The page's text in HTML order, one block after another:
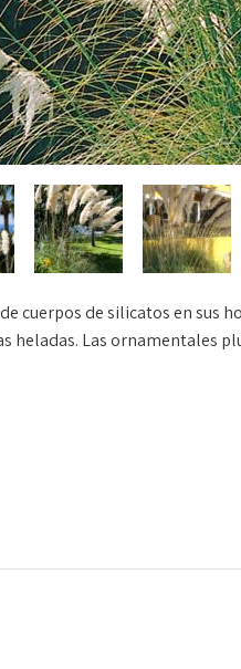
cuerpos de silicatos en sus
heladas. Las ornamentales